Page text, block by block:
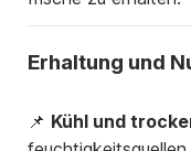
Erhaltung und
📌 Kühl und